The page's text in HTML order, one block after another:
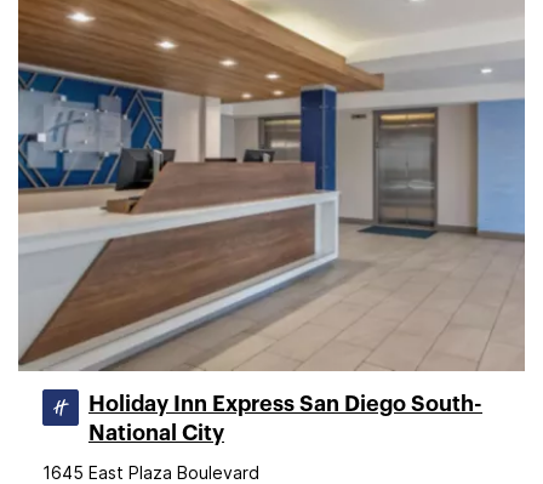
Holiday Inn Express San Diego South-
National City
1645 East Plaza Boulevard